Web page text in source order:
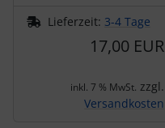
Lieferzeit: 3-4 Tage
17,00 EUR
inkl. 7 % MwSt. zzgl.
Versandkosten